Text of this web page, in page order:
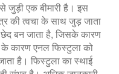
जुड़ी एक बीमारी है। इस
की त्वचा के साथ जुड़ जाता
बन जाता है, जिसके कारण
के कारण एनल फिस्टुला को
है। फिस्टुला का स्थाई